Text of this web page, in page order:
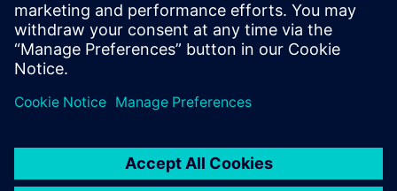
integrates seamlessly into Siemens NX CAM.
Saznajte više